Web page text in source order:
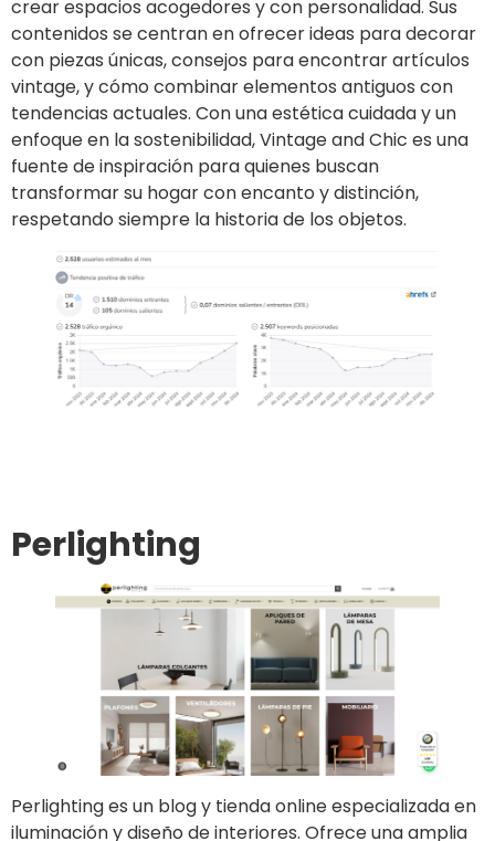
crear espacios acogedores y con personalidad. Sus
contenidos se centran en ofrecer ideas para decorar
con piezas únicas, consejos para encontrar artículos
vintage, y cómo combinar elementos antiguos con
tendencias actuales. Con una estética cuidada y un
enfoque en la sostenibilidad, Vintage and Chic es una
fuente de inspiración para quienes buscan
transformar su hogar con encanto y distinción,
respetando siempre la historia de los objetos.
Perlighting
Perlighting es un blog y tienda online especializada en
iluminación y diseño de interiores. Ofrece una amplia